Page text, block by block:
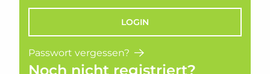
Passwort vergessen?
Noch nicht registriert?